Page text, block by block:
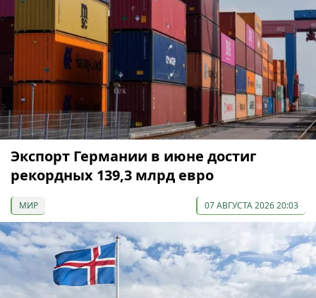
Экспорт Германии в июне достиг
рекордных 139,3 млрд евро
МИР 07 АВГУСТА 2026 20:03